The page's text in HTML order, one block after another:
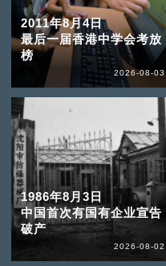
2011年8月4日
最后一届香港中学会考放
榜
2026-08-03
1986年8月3日
中国首次有国有企业宣告
破产
2026-08-02